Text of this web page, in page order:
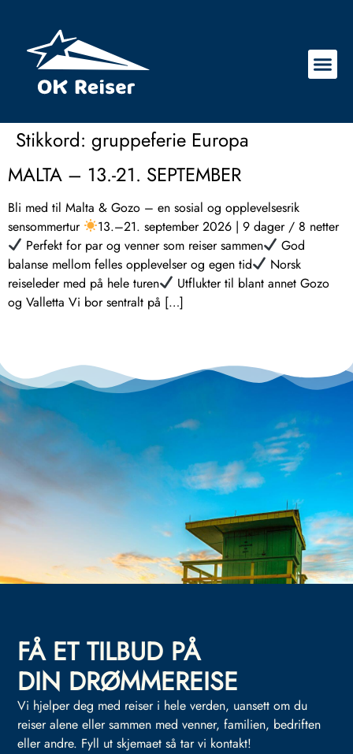
Stikkord: gruppeferie Europa
MALTA – 13.-21. SEPTEMBER
Bli med til Malta & Gozo – en sosial og opplevelsesrik
sensommertur
13.–21. september 2026 | 9 dager / 8 netter
Perfekt for par og venner som reiser sammen
God
balanse mellom felles opplevelser og egen tid
Norsk
reiseleder med på hele turen
Utflukter til blant annet Gozo
og Valletta Vi bor sentralt på […]
FÅ ET TILBUD PÅ
DIN DRØMMEREISE
Vi hjelper deg med reiser i hele verden, uansett om du
reiser alene eller sammen med venner, familien, bedriften
eller andre. Fyll ut skjemaet så tar vi kontakt!